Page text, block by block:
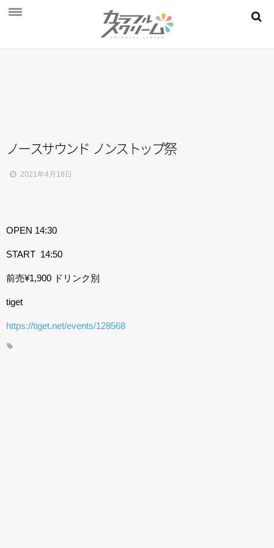
MOVIE
AUDITION
ノースサウンド ノ ンス トッ プ祭
2021年4月18日
OPEN 14:30
START 14:50
前売¥1,900 ドリンク別
tiget
https://tiget.net/events/128568